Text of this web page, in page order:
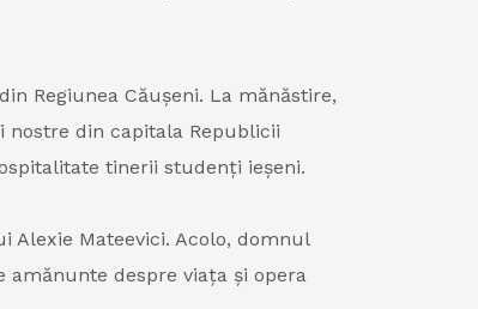
Regiunea Căușeni. La mănăstire,
nostre din capitala Republicii
tinerii studenți ieșeni.
Mateevici. Acolo, domnul
despre viața și opera